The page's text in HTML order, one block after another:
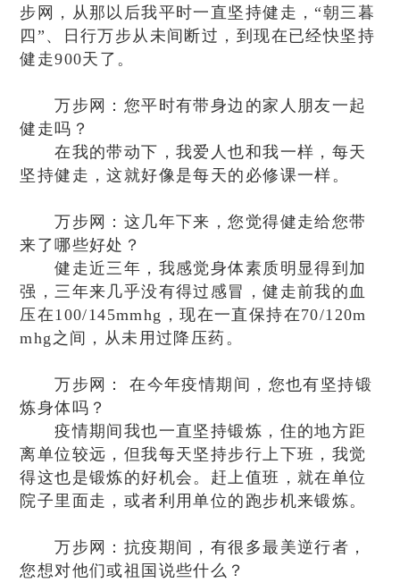
步网，从那以后我平时一直坚持健走，“朝三暮
四”、日行万步从未间断过，到现在已经快坚持
健走900天了。
万步网：您平时有带身边的家人朋友一起
健走吗？
在我的带动下，我爱人也和我一样，每天
坚持健走，这就好像是每天的必修课一样。
万步网：这几年下来，您觉得健走给您带
来了哪些好处？
健走近三年，我感觉身体素质明显得到加
强，三年来几乎没有得过感冒，健走前我的血
压在100/145mmhg，现在一直保持在70/120m
mhg之间，从未用过降压药。
万步网： 在今年疫情期间，您也有坚持锻
炼身体吗？
疫情期间我也一直坚持锻炼，住的地方距
离单位较远，但我每天坚持步行上下班，我觉
得这也是锻炼的好机会。赶上值班，就在单位
院子里面走，或者利用单位的跑步机来锻炼。
万步网：抗疫期间，有很多最美逆行者，
您想对他们或祖国说些什么？